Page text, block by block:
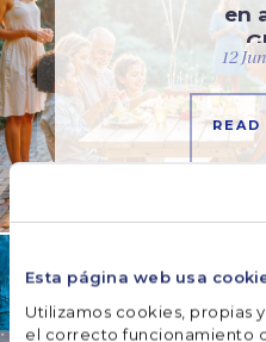
Esta página web usa
Utilizamos cookies, propias
el correcto funcionamiento
en
12
READ
est